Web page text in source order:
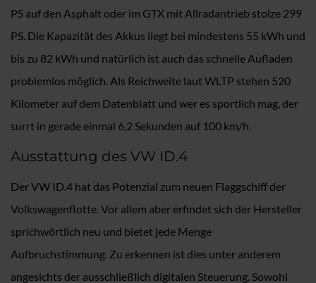
PS auf den Asphalt oder im GTX mit Allradantrieb stolze 299
PS. Die Kapazität des Akkus liegt bei mindestens 55 kWh und
bis zu 82 kWh und natürlich ist auch das schnelle Aufladen
problemlos möglich. Als Reichweite laut WLTP stehen 520
Kilometer auf dem Datenblatt und wer es sportlich mag, der
surrt in gerade einmal 6,2 Sekunden auf 100 km/h.
Ausstattung des VW ID.4
Der VW ID.4 hat das Potenzial zum neuen Flaggschiff der
Volkswagenflotte. Vor allem aber erfindet sich der Hersteller
sprichwörtlich neu und bietet jede Menge
Aufbruchstimmung. Zu erkennen ist dies unter anderem
angesichts der ausschließlich digitalen Steuerung. Sowohl